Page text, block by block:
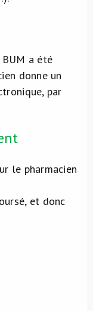
BUM a été
donne un
par
le pharmacien
et donc